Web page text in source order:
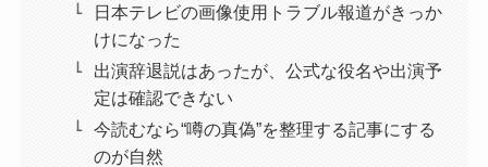
日本テレビの画像使用トラブル報道がきっか
けになった
出演辞退説はあったが、公式な役名や出演予
定は確認できない
今読むなら“噂の真偽”を整理する記事にする
のが自然